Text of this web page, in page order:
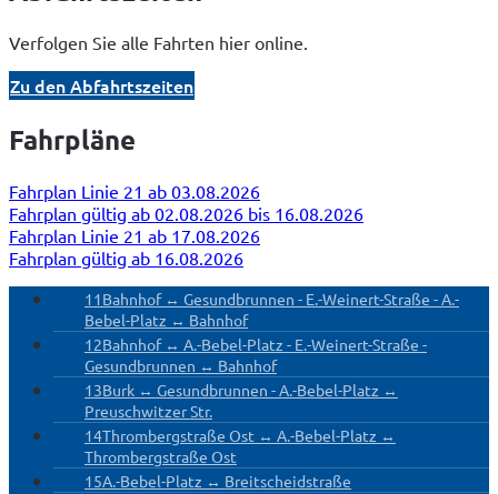
Verfolgen Sie alle Fahrten hier online.
Zu den Abfahrtszeiten
Fahrpläne
Fahrplan Linie 21 ab 03.08.2026
Fahrplan gültig ab 02.08.2026 bis 16.08.2026
Fahrplan Linie 21 ab 17.08.2026
Fahrplan gültig ab 16.08.2026
11Bahnhof ↔ Gesundbrunnen - E.-Weinert-Straße - A.-
Bebel-Platz ↔ Bahnhof
12Bahnhof ↔ A.-Bebel-Platz - E.-Weinert-Straße -
Gesundbrunnen ↔ Bahnhof
13Burk ↔ Gesundbrunnen - A.-Bebel-Platz ↔
Preuschwitzer Str.
14Thrombergstraße Ost ↔ A.-Bebel-Platz ↔
Thrombergstraße Ost
15A.-Bebel-Platz ↔ Breitscheidstraße